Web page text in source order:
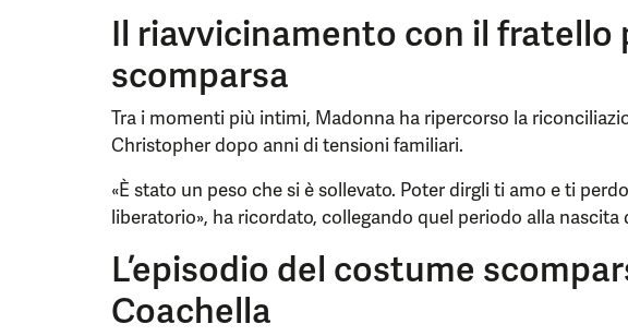
Il riavvicinamento con il fratello
scomparsa
Tra i momenti più intimi, Madonna ha ripercorso la
Christopher dopo anni di tensioni familiari.
«È stato un peso che si è sollevato. Poter dirgli ti amo e ti
liberatorio», ha ricordato, collegando quel periodo alla nascita
L’episodio del costume
Coachella